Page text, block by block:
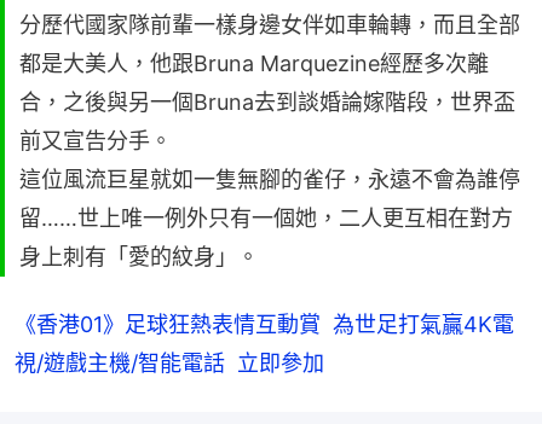
分歷代國家隊前輩一樣身邊女伴如車輪轉，而且全部
都是大美人，他跟Bruna Marquezine經歷多次離
合，之後與另一個Bruna去到談婚論嫁階段，世界盃
前又宣告分手。
這位風流巨星就如一隻無腳的雀仔，永遠不會為誰停
留……世上唯一例外只有一個她，二人更互相在對方
身上刺有「愛的紋身」。
《香港01》足球狂熱表情互動賞  為世足打氣贏4K電
視/遊戲主機/智能電話  立即參加